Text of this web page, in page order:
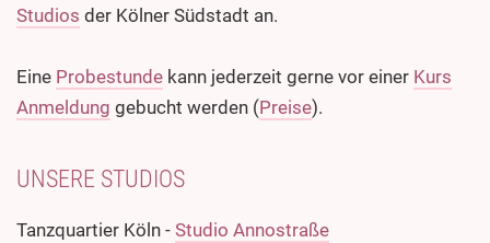
Studios der Kölner Südstadt an.
Eine Probestunde kann jederzeit gerne vor einer Kurs
Anmeldung gebucht werden (Preise).
UNSERE STUDIOS
Tanzquartier Köln - Studio Annostraße